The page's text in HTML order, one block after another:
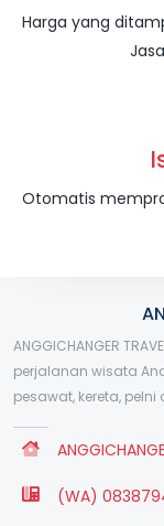
Harga yang
Otomatis
ANGGICHANGER
perjalanan wisata
pesawat, kereta,
(WA)